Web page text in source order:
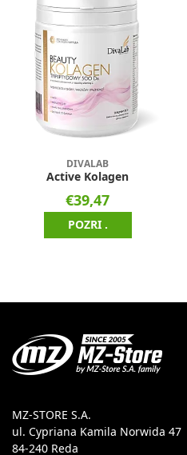
DIVALAB
Active Kolagen
€39,47
POZRI .
MZ-STORE S.A.
ul. Cypriana Kamila Norwida 47
84-240 Reda